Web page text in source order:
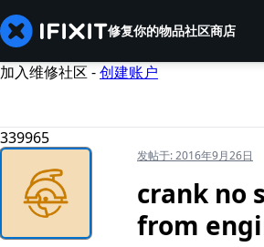
修复你的物品社区商店
加入维修社区 -创建账户
339965
发帖于:2016年9月26日
crank no
from